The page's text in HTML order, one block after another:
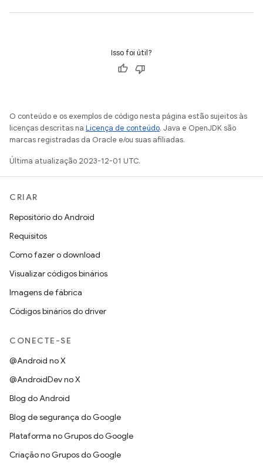
Isso foi útil?
O conteúdo e os exemplos de código nesta página estão sujeitos às
licenças descritas na Licença de conteúdo. Java e OpenJDK são
marcas registradas da Oracle e/ou suas afiliadas.
Última atualização 2023-12-01 UTC.
CRIAR
Repositório do Android
Requisitos
Como fazer o download
Visualizar códigos binários
Imagens de fábrica
Códigos binários do driver
CONECTE-SE
@Android no X
@AndroidDev no X
Blog do Android
Blog de segurança do Google
Plataforma no Grupos do Google
Criação no Grupos do Google